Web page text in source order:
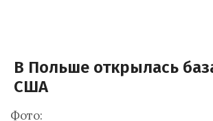
В Польше открылась
США
Фото: